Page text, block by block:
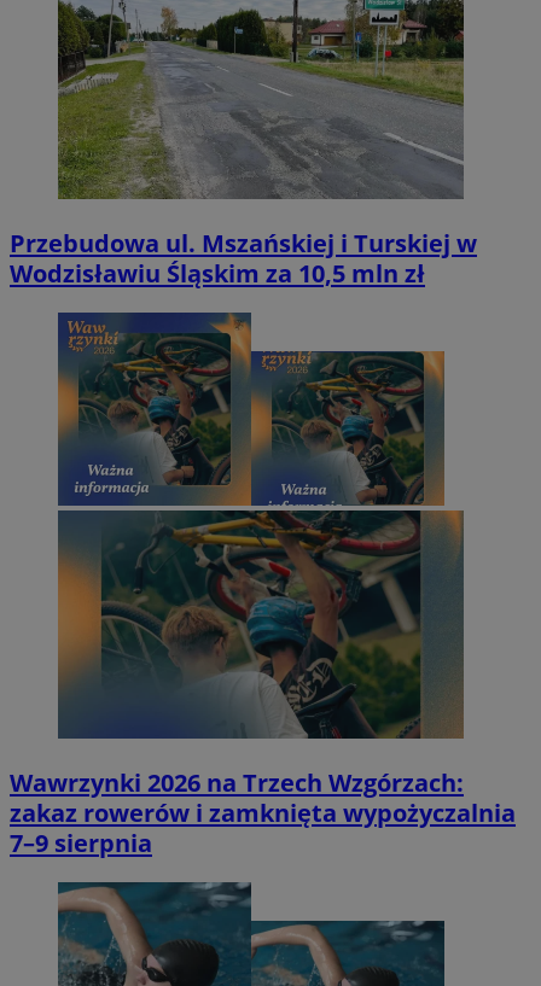
Przebudowa ul. Mszańskiej i Turskiej w
Wodzisławiu Śląskim za 10,5 mln zł
Wawrzynki 2026 na Trzech Wzgórzach:
zakaz rowerów i zamknięta wypożyczalnia
7–9 sierpnia